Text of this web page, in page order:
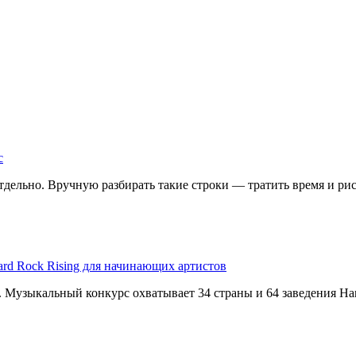
Вручную разбирать такие строки — тратить время и
Rock Rising для начинающих артистов
конкурс охватывает 34 страны и 64 заведения